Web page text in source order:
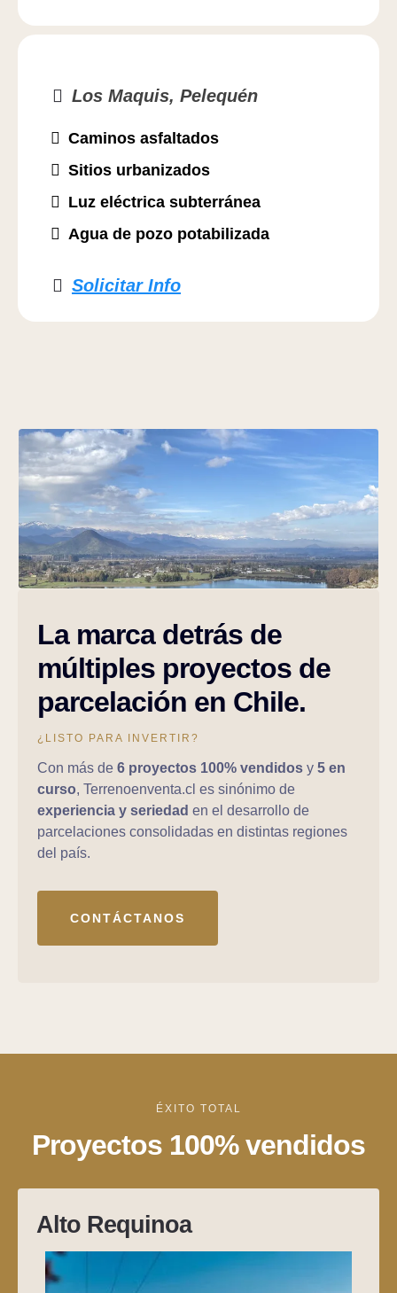
Los Maquis, Pelequén
Caminos asfaltados
Sitios urbanizados
Luz eléctrica subterránea
Agua de pozo potabilizada
Solicitar Info
La marca detrás de
múltiples proyectos de
parcelación en Chile.
¿LISTO PARA INVERTIR?
Con más de 6 proyectos 100% vendidos y 5 en
curso, Terrenoenventa.cl es sinónimo de
experiencia y seriedad en el desarrollo de
parcelaciones consolidadas en distintas regiones
del país.
CONTÁCTANOS
ÉXITO TOTAL
Proyectos 100% vendidos
Alto Requinoa